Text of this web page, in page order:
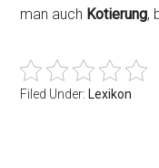
man auch Kotierung,
Filed Under: Lexikon